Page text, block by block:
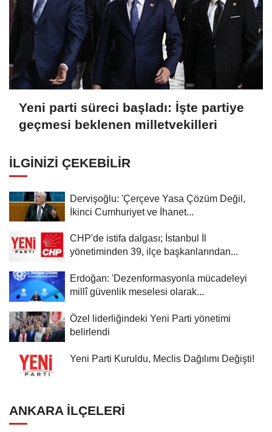
Yeni parti süreci başladı: İşte partiye
geçmesi beklenen milletvekilleri
İLGINIZI ÇEKEBILIR
Dervişoğlu: 'Çerçeve Yasa Çözüm Değil,
İkinci Cumhuriyet ve İhanet...
CHP'de istifa dalgası; İstanbul İl
yönetiminden 39, ilçe başkanlarından...
Erdoğan: 'Dezenformasyonla mücadeleyi
millî güvenlik meselesi olarak...
Özel liderliğindeki Yeni Parti yönetimi
belirlendi
Yeni Parti Kuruldu, Meclis Dağılımı Değişti!
ANKARA İLÇELERI